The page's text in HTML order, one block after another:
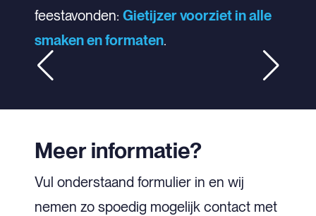
feestavonden: Gietijzer voorziet in alle
smaken en formaten.
Sitting dinner
Meer informatie?
Vul onderstaand formulier in en wij
nemen zo spoedig mogelijk contact met